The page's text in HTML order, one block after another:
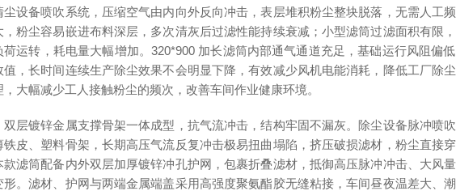
尘设备喷吹系统，压缩空气由内向外反向冲击，表层堆积粉尘整块脱落，无需人工
，粉尘容易嵌进布料深层，多次清灰后过滤性能持续衰减；小型滤筒过滤面积有限
荷运转，耗电量大幅增加。320*900 加长滤筒内部通气通道充足，基础运行风阻偏
值，长时间连续生产除尘效果不会明显下降，有效减少风机电能消耗，降低工厂除
，大幅减少工人接触粉尘的频次，改善车间作业健康环境。
双层镀锌金属支撑骨架一体成型，抗气流冲击，结构牢固不漏灰。除尘设备脉冲喷
铁皮、塑料骨架，长期高压气流反复冲击极易扭曲塌陷，挤压破损滤材，粉尘直接
款滤筒配备内外双层加厚镀锌冲孔护网，包裹折叠滤材，抵御高压脉冲冲击、大风
形。滤材、护网与两端金属端盖采用高强度聚氨酯胶无缝粘接，车间昼夜温差大、